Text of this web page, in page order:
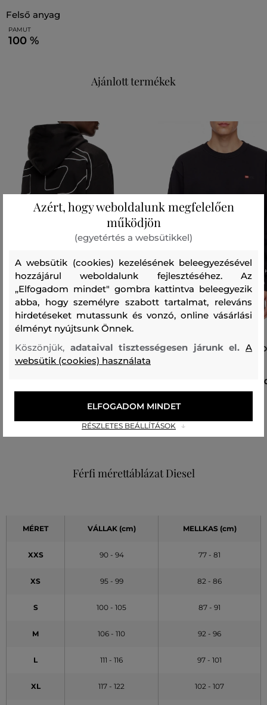
felső anyag
PAMUT
100 %
Ajánlott termékek
MELEGÍTŐ FELSŐ DIESEL S-MACS-
HOOD-MEGOVAL-D SWEAT-SHIRT
MELEGÍTŐ FELSŐ DIESEL S-
S, M , L, XL,
Férfi mérettáblázat Diesel
MÉRET VÁLLAK (cm) MELLKAS (cm)
XXS 90 - 94 77 - 81
XS 95 - 99 82 - 86
S 100 - 105 87 - 91
M 106 - 110 92 - 96
L 111 - 116 97 - 101
XL 117 - 122 102 - 107
Azért, hogy weboldalunk megfelelően
működjön
(egyetértés a websütikkel)
A websütik (cookies) kezelésének beleegyezésével
hozzájárul weboldalunk fejlesztéséhez. Az
„Elfogadom mindet" gombra kattintva beleegyezik
abba, hogy személyre szabott tartalmat, releváns
hirdetéseket mutassunk és vonzó, online vásárlási
élményt nyújtsunk Önnek.
Köszönjük, adataival tisztességesen járunk el.A
websütik (cookies) használata
RÉSZLETES BEÁLLÍTÁSOK
ELFOGADOM MINDET